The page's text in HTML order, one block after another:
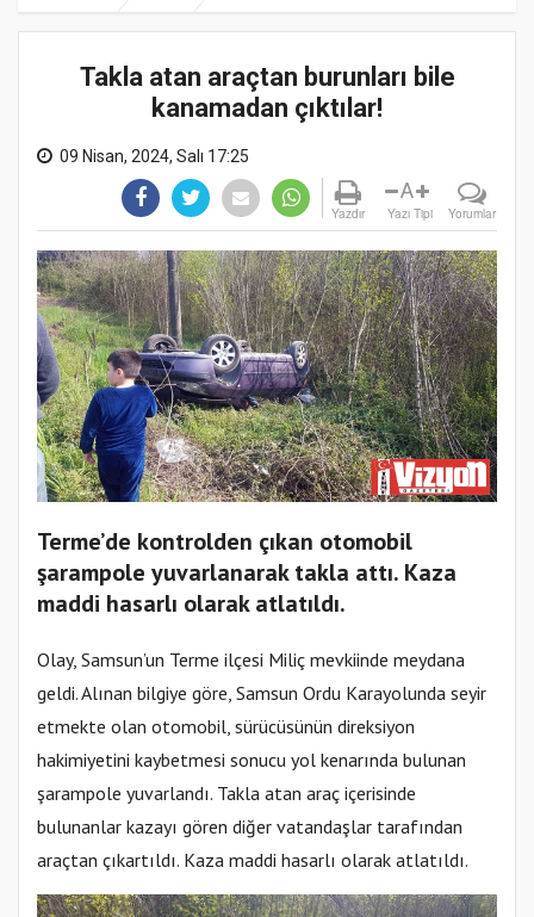
Takla atan araçtan burunları bile
kanamadan çıktılar!
09 Nisan, 2024, Salı 17:25
Yazdır
A
Yazı Tipi Yorumlar
Terme’de kontrolden çıkan otomobil
şarampole yuvarlanarak takla attı. Kaza
maddi hasarlı olarak atlatıldı.
Olay, Samsun’un Terme ilçesi Miliç mevkiinde meydana
geldi. Alınan bilgiye göre, Samsun Ordu Karayolunda seyir
etmekte olan otomobil, sürücüsünün direksiyon
hakimiyetini kaybetmesi sonucu yol kenarında bulunan
şarampole yuvarlandı. Takla atan araç içerisinde
bulunanlar kazayı gören diğer vatandaşlar tarafından
araçtan çıkartıldı. Kaza maddi hasarlı olarak atlatıldı.